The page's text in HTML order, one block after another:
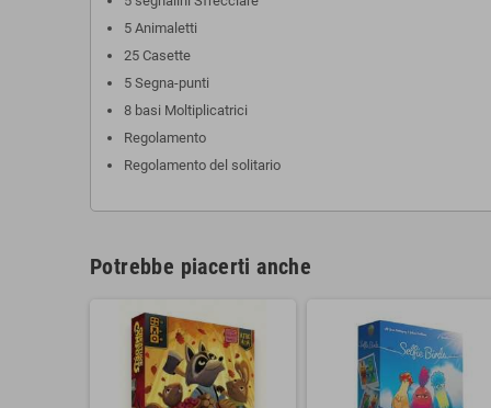
5 Animaletti
25 Casette
5 Segna-punti
8 basi Moltiplicatrici
Regolamento
Regolamento del solitario
Potrebbe piacerti anche